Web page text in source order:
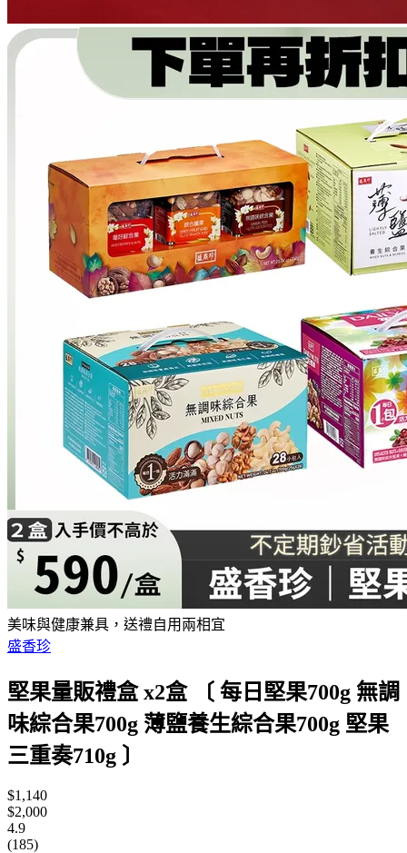
美味與健康兼具，送禮自用兩相宜
盛香珍
堅果量販禮盒 x2盒 〔 每日堅果700g 無調
味綜合果700g 薄鹽養生綜合果700g 堅果
三重奏710g 〕
$1,140
$2,000
4.9
(185)